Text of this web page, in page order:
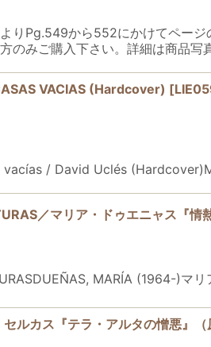
よりPg.549から552にかけてペー
のみご購入下さい。詳細は商品写
VACIAS (Hardcover) [
/ David Uclés
／マリア・ドゥエニャス『情
MARÍA (1964-)マ
ルカス『テラ・アルタの憎悪』（